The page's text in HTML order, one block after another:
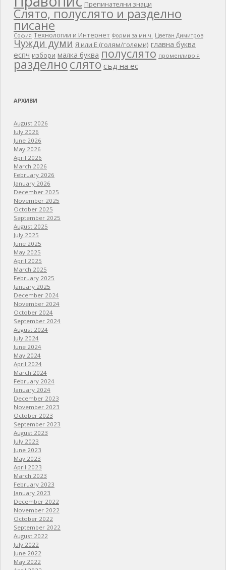
Препинателни знаци
Слято, полуслято и разделно
писане
София Технологии и Интернет Форми за мн.ч. Цветан Димитров
Чужди думи Я или Е (голям/големи) главна буква
еспч избори малка буква полуслято променливо я
разделнослято съд на ес
АРХИВИ
August 2026
July 2026
June 2026
May 2026
April 2026
March 2026
February 2026
January 2026
December 2025
November 2025
October 2025
September 2025
August 2025
July 2025
June 2025
May 2025
April 2025
March 2025
February 2025
January 2025
December 2024
November 2024
October 2024
September 2024
August 2024
July 2024
June 2024
May 2024
April 2024
March 2024
February 2024
January 2024
December 2023
November 2023
October 2023
September 2023
August 2023
July 2023
June 2023
May 2023
April 2023
March 2023
February 2023
January 2023
December 2022
November 2022
October 2022
September 2022
August 2022
July 2022
June 2022
May 2022